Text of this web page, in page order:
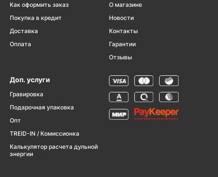
Как оформить заказ
Покупка в кредит
Доставка
Оплата
О магазине
Новости
Контакты
Гарантии
Отзывы
Доп. услуги
Гравировка
Подарочная упаковка
Опт
TREID-IN / Комиссионка
Калькулятор расчета дульной
энергии